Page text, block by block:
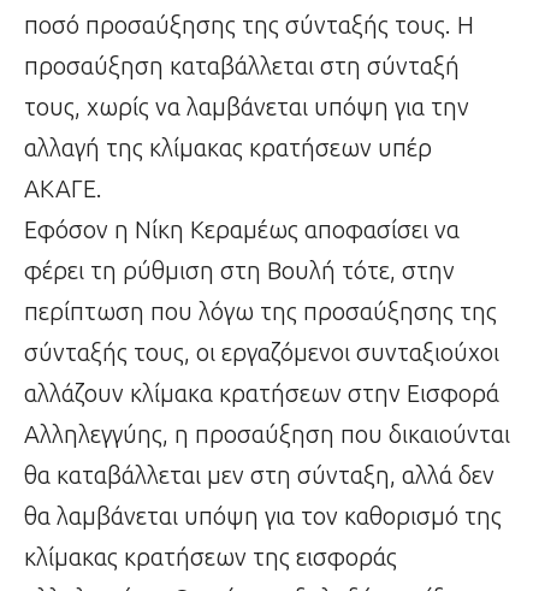
ποσό προσαύξησης της σύνταξής τους. Η
προσαύξηση καταβάλλεται στη σύνταξή
τους, χωρίς να λαμβάνεται υπόψη για την
αλλαγή της κλίμακας κρατήσεων υπέρ
ΑΚΑΓΕ.
Εφόσον η Νίκη Κεραμέως αποφασίσει να
φέρει τη ρύθμιση στη Βουλή τότε, στην
περίπτωση που λόγω της προσαύξησης της
σύνταξής τους, οι εργαζόμενοι συνταξιούχοι
αλλάζουν κλίμακα κρατήσεων στην Εισφορά
Αλληλεγγύης, η προσαύξηση που δικαιούνται
θα καταβάλλεται μεν στη σύνταξη, αλλά δεν
θα λαμβάνεται υπόψη για τον καθορισμό της
κλίμακας κρατήσεων της εισφοράς